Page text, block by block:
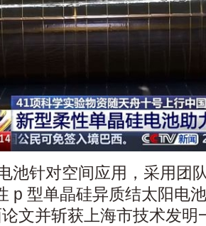
池针对空间应用，采用团
p 型单晶硅异质结太阳电
文并斩获上海市技术发明